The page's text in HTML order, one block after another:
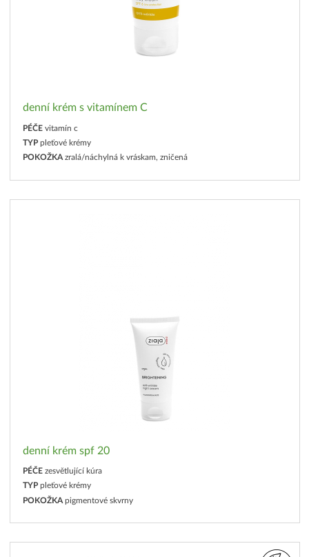
denní krém s vitamínem C
PÉČE vitamín c
TYP pleťové krémy
POKOŽKA zralá/náchylná k vráskam, zničená
denní krém spf 20
PÉČE zesvětlující kúra
TYP pleťové krémy
POKOŽKA pigmentové skvrny